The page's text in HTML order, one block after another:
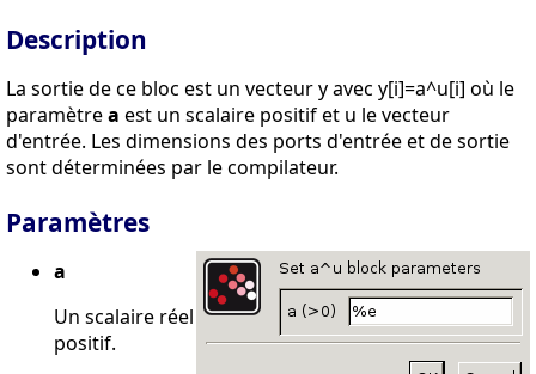
Description
La sortie de ce bloc est un vecteur y avec y[i]=a^u[i] où le
paramètrea est un scalaire positif et u le vecteur
d'entrée. Les dimensions des ports d'entrée et de sortie
sont déterminées par le compilateur.
Paramètres
a
Un scalaire réel
positif.